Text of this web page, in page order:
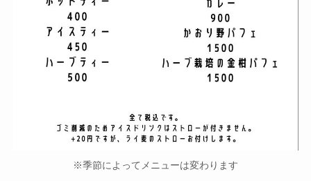
※季節によってメニューは変わります